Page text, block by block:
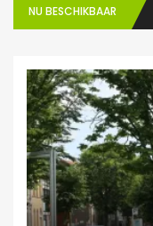
NU BESCHIKBAAR